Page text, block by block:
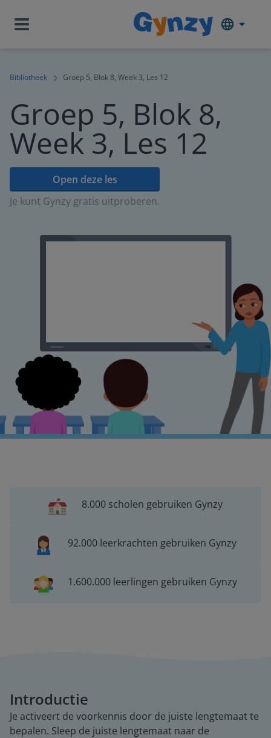
Bibliotheek Groep 5, Blok 8, Week 3, Les 12
Groep 5, Blok 8,
Week 3, Les 12
Open deze les
Je kunt Gynzy gratis uitproberen.
8.000 scholen gebruiken Gynzy
92.000 leerkrachten gebruiken Gynzy
1.600.000 leerlingen gebruiken Gynzy
Introductie
Je activeert de voorkennis door de juiste lengtemaat te
bepalen. Sleep de juiste lengtemaat naar de